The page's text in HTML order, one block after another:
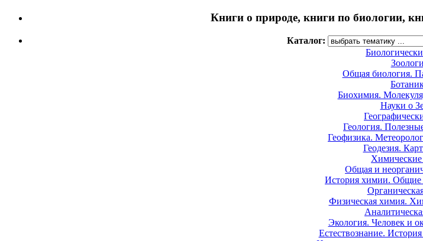
Книги о природе, книги по биологии,
Каталог:
Общая биология.
Биохимия.
Науки о
Геология.
Геофизика.
Геодезия.
Химические
Общая и
История химии. Общие
Физическая химия.
Экология. Человек и
Естествознание.